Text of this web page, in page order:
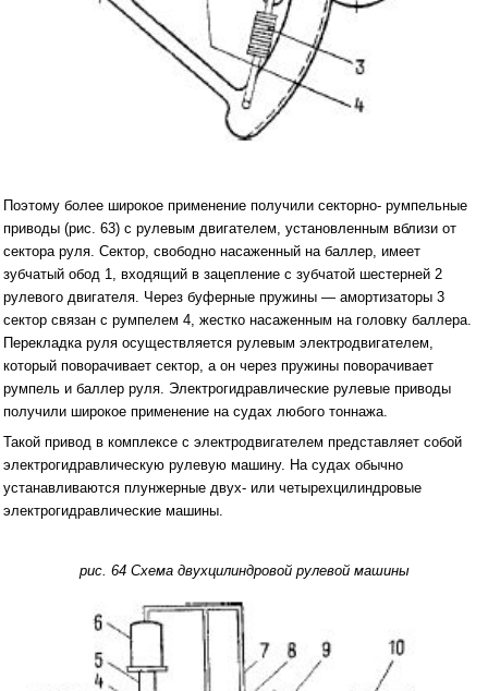
Поэтому более широкое применение получили секторно- румпельные
приводы (рис. 63) с рулевым двигателем, установленным вблизи от
сектора руля. Сектор, свободно насаженный на баллер, имеет
зубчатый обод 1, входящий в зацепление с зубчатой шестерней 2
рулевого двигателя. Через буферные пружины — амортизаторы 3
сектор связан с румпелем 4, жестко насаженным на головку баллера.
Перекладка руля осуществляется рулевым электродвигателем,
который поворачивает сектор, а он через пружины поворачивает
румпель и баллер руля. Электрогидравлические рулевые приводы
получили широкое применение на судах любого тоннажа.
Такой привод в комплексе с электродвигателем представляет собой
электрогидравлическую рулевую машину. На судах обычно
устанавливаются плунжерные двух- или четырехцилиндровые
электрогидравлические машины.
рис. 64 Схема двухцилиндровой рулевой машины